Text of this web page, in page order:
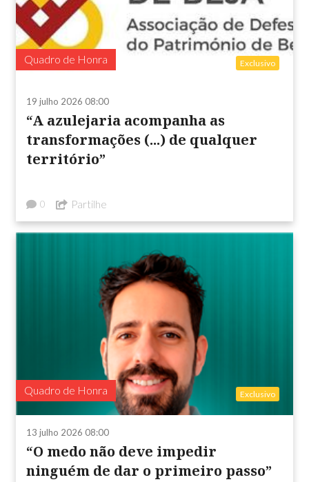
Quadro de Honra Exclusivo
19 julho 2026 08:00
“A azulejaria acompanha as
transformações (...) de qualquer
território”
0 Partilhe
Quadro de Honra Exclusivo
13 julho 2026 08:00
“O medo não deve impedir
ninguém de dar o primeiro passo”